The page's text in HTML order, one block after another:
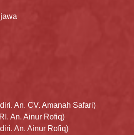
An. CV. Amanah Safari)
An. Ainur Rofiq)
An. Ainur Rofiq)